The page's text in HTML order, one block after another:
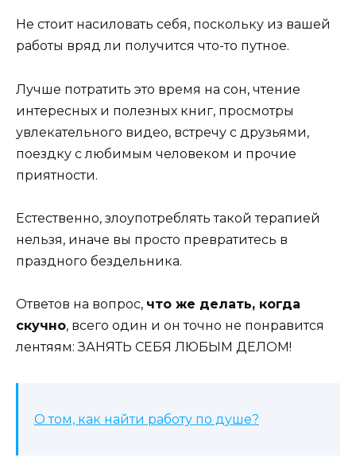
Не стоит насиловать себя, поскольку из вашей
работы вряд ли получится что-то путное.
Лучше потратить это время на сон, чтение
интересных и полезных книг, просмотры
увлекательного видео, встречу с друзьями,
поездку с любимым человеком и прочие
приятности.
Естественно, злоупотреблять такой терапией
нельзя, иначе вы просто превратитесь в
праздного бездельника.
Ответов на вопрос, что же делать, когда
скучно, всего один и он точно не понравится
лентяям: ЗАНЯТЬ СЕБЯ ЛЮБЫМ ДЕЛОМ!
О том, как найти работу по душе?